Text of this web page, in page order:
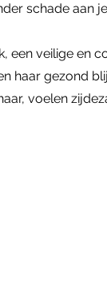
schade aan
een veilige
haar gezond
voelen